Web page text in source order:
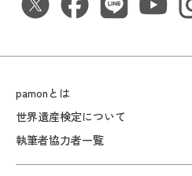
pamonとは
世界遺産検定について
執筆者協力者一覧